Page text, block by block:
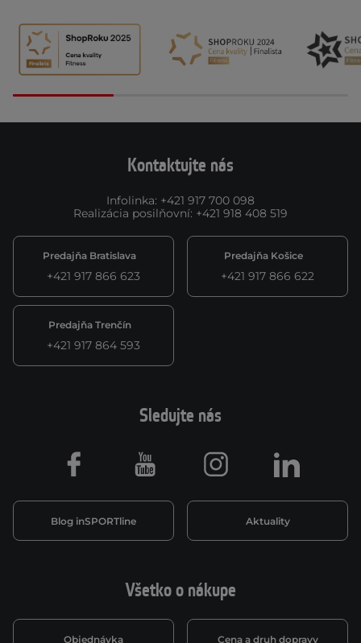
Kontaktujte nás
Infolinka: +421 917 700 098
Realizácia posilňovní: +421 918 408 519
Predajňa Bratislava
+421 917 866 623
Predajňa Košice
+421 917 866 622
Predajňa Trenčín
+421 917 864 593
Všetko o nákupe
Objednávka Cena a druh dopravy
Sledujte nás
Blog inSPORTline Aktuality
Facebook Youtube Instagram LinkedIn